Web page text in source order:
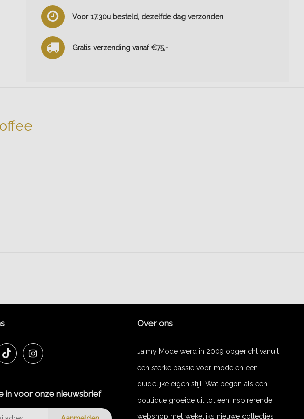
Voor 17.30u besteld, dezelfde dag verzonden
Gratis verzending vanaf €75,-
in voor onze nieuwsbrief
Over ons
Jaimy Mode werd in 2009 opgericht vanuit
een sterke passie voor mode en een
duidelijke eigen stijl. Wat begon als een
boutique groeide uit tot een inspirerende
webshop met wekelijks nieuwe collecties.